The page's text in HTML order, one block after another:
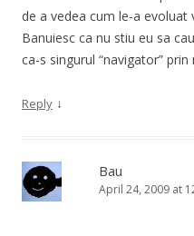
de a vedea cum le-a evoluat
Banuiesc ca nu stiu eu sa
ca-s singurul “navigator” prin
Reply ↓
Bau
April 24, 2009 at